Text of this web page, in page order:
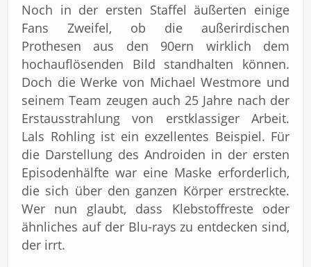
Noch in der ersten Staffel äußerten einige
Fans Zweifel, ob die außerirdischen
Prothesen aus den 90ern wirklich dem
hochauflösenden Bild standhalten können.
Doch die Werke von Michael Westmore und
seinem Team zeugen auch 25 Jahre nach der
Erstausstrahlung von erstklassiger Arbeit.
Lals Rohling ist ein exzellentes Beispiel. Für
die Darstellung des Androiden in der ersten
Episodenhälfte war eine Maske erforderlich,
die sich über den ganzen Körper erstreckte.
Wer nun glaubt, dass Klebstoffreste oder
ähnliches auf der Blu-rays zu entdecken sind,
der irrt.